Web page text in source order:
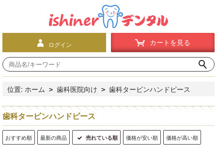
ログイン カートを見る
位置: ホーム > 歯科医院向け > 歯科タービンハンドピース
歯科タービンハンドピース
おすすめ順 最新の商品 売れている順 価格が安い順 価格が高い順